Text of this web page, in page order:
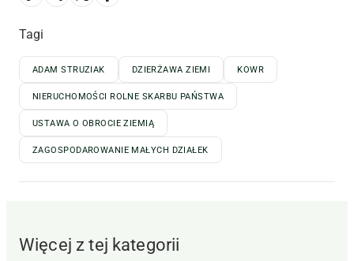
Tagi
ADAM STRUZIAK DZIERŻAWA ZIEMI KOWR
NIERUCHOMOŚCI ROLNE SKARBU PAŃSTWA
USTAWA O OBROCIE ZIEMIĄ
ZAGOSPODAROWANIE MAŁYCH DZIAŁEK
Więcej z tej kategorii